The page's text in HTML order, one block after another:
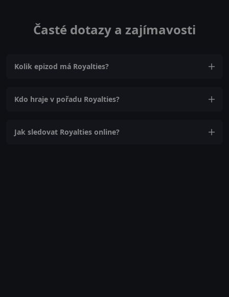
Časté dotazy a zajímavosti
Kolik epizod má Royalties?
Kdo hraje v pořadu Royalties?
Jak sledovat Royalties online?